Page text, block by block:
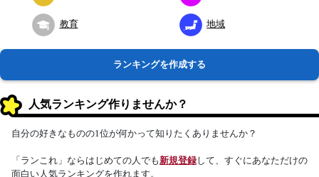
教育 地域
ランキングを作成する
人気ランキング作りませんか？
自分の好きなものの1位が何かって知りたくありませんか？
「ランこれ」ならはじめての人でも新規登録して、すぐにあなただけの
面白い人気ランキングを作れます。